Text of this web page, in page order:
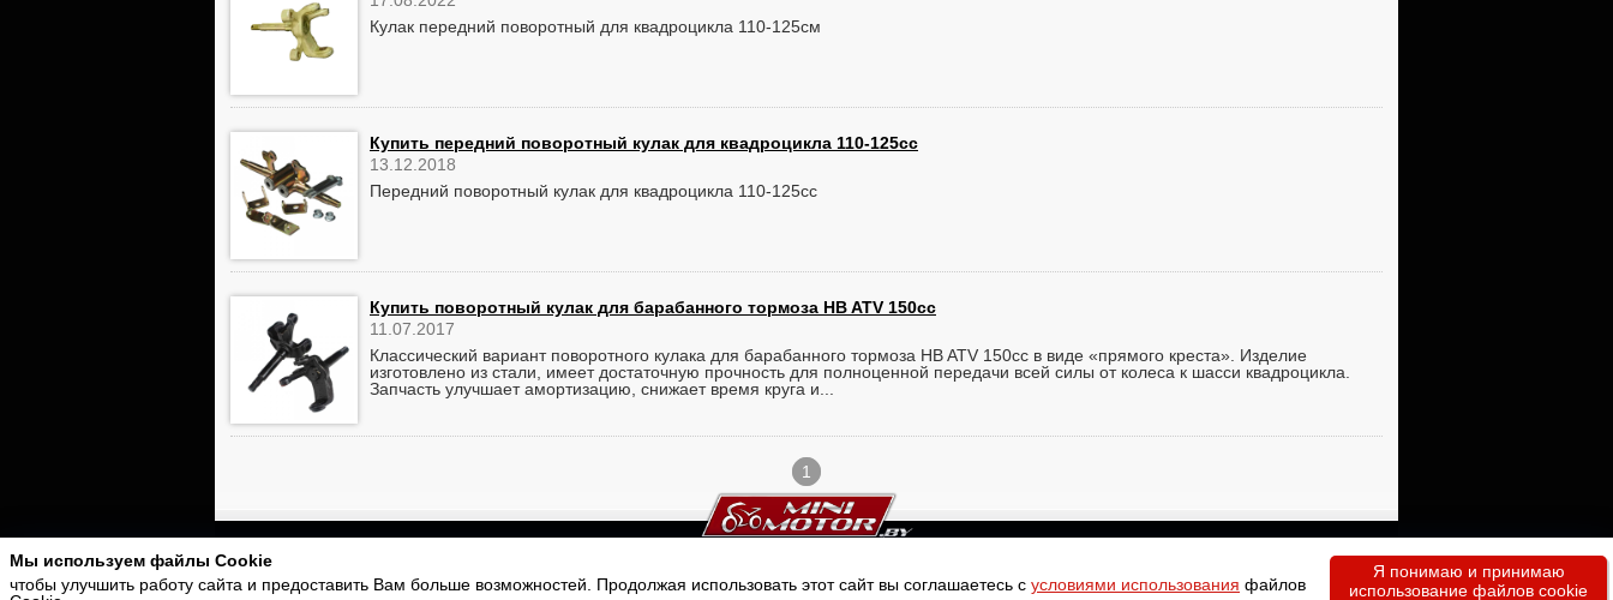
Кулак передний поворотный для квадроцикла 110-125см
Купить передний поворотный кулак для квадроцикла 110-125cc
13.12.2018
Передний поворотный кулак для квадроцикла 110-125cc
Купить поворотный кулак для барабанного тормоза HB ATV 150cc
11.07.2017
Классический вариант поворотного кулака для барабанного тормоза HB ATV 150cc в виде «прямого креста». Изделие
изготовлено из стали, имеет достаточную прочность для полноценной передачи всей силы от колеса к шасси квадроцикла.
Запчасть улучшает амортизацию, снижает время круга и...
1
Главная
Разработка сайта -PurpleLabs Copyright © 2011-2026Minimotor.by
Мы используем файлы Cookie
чтобы улучшить работу сайта и предоставить Вам больше возможностей. Продолжая использовать этот сайт вы соглашаетесь с условиями использования файлов
Я понимаю и принимаю
использование файлов cookie